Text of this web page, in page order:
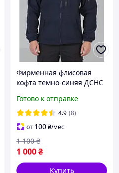
Фирменная флисовая
кофта темно-синяя ДСНС
Готово к отправке
4.9 (8)
от 100₴/мес
1 000₴
1 100 ₴
Купить